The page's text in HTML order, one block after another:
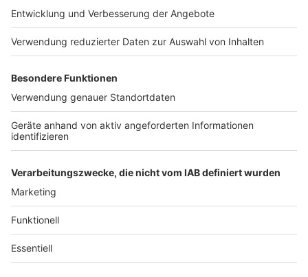
Presse
Werben
Archiv
ANTENNE BAYERN GROUP
Stiftung ANTENNE BAYERN
hilft
Teilnahmebedingungen
Grounding Page ANTENNE
BAYERN
Verkehrs-Hotline
Datenschutz­erklärung